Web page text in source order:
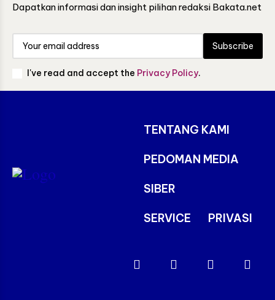
Dapatkan informasi dan insight pilihan redaksi Bakata.net
Subscribe
I've read and accept the Privacy Policy.
TENTANG KAMI
PEDOMAN MEDIA
SIBER
SERVICE PRIVASI